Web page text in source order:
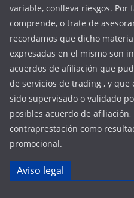
variable, conlleva riesgos. Por
comprende, o trate de
recordamos que dicho
expresadas en el mismo son
acuerdos de afiliación que
de servicios de trading , y
sido supervisado o validado
posibles acuerdo de
contraprestación como
promocional.
Aviso legal